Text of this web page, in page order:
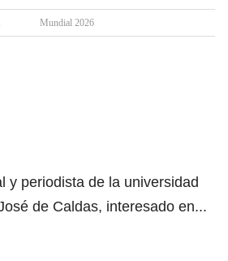
Mundial 2026
y periodista de la universidad
de Caldas, interesado en...